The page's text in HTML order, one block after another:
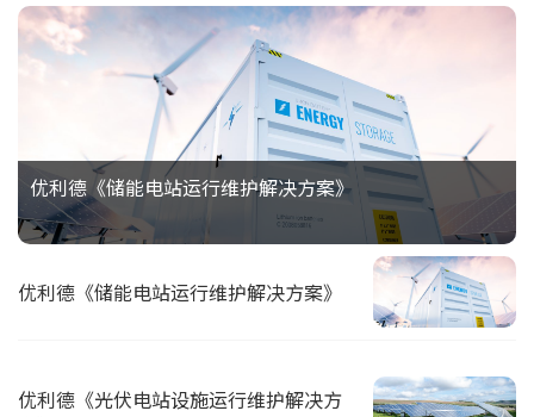
优利德《储能电站运行维护解决方案》
优利德《储能电站运行维护解决方案》
优利德《光伏电站设施运行维护解决方